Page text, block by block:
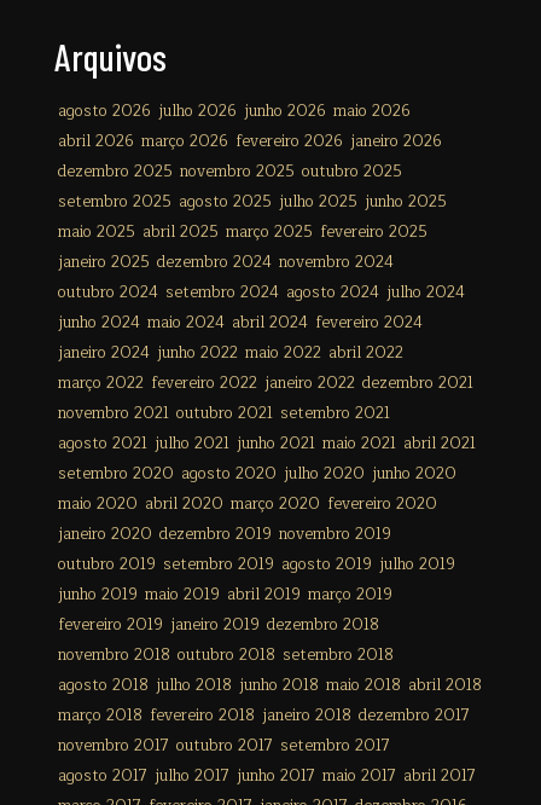
Arquivos
agosto 2026 julho 2026 junho 2026 maio 2026
abril 2026 março 2026 fevereiro 2026 janeiro 2026
dezembro 2025 novembro 2025 outubro 2025
setembro 2025 agosto 2025 julho 2025 junho 2025
maio 2025 abril 2025 março 2025 fevereiro 2025
janeiro 2025 dezembro 2024 novembro 2024
outubro 2024 setembro 2024 agosto 2024 julho 2024
junho 2024 maio 2024 abril 2024 fevereiro 2024
janeiro 2024 junho 2022 maio 2022 abril 2022
março 2022 fevereiro 2022 janeiro 2022 dezembro 2021
novembro 2021 outubro 2021 setembro 2021
agosto 2021 julho 2021 junho 2021 maio 2021 abril 2021
setembro 2020 agosto 2020 julho 2020 junho 2020
maio 2020 abril 2020 março 2020 fevereiro 2020
janeiro 2020 dezembro 2019 novembro 2019
outubro 2019 setembro 2019 agosto 2019 julho 2019
junho 2019 maio 2019 abril 2019 março 2019
fevereiro 2019 janeiro 2019 dezembro 2018
novembro 2018 outubro 2018 setembro 2018
agosto 2018 julho 2018 junho 2018 maio 2018 abril 2018
março 2018 fevereiro 2018 janeiro 2018 dezembro 2017
novembro 2017 outubro 2017 setembro 2017
agosto 2017 julho 2017 junho 2017 maio 2017 abril 2017